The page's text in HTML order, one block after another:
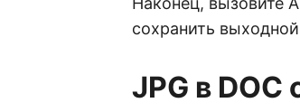
сохранить
JPG в